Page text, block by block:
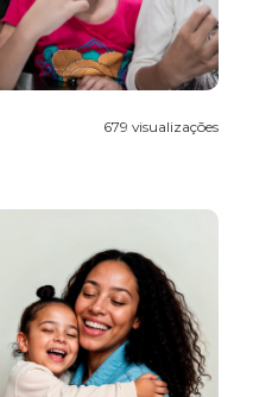
679 visualizações